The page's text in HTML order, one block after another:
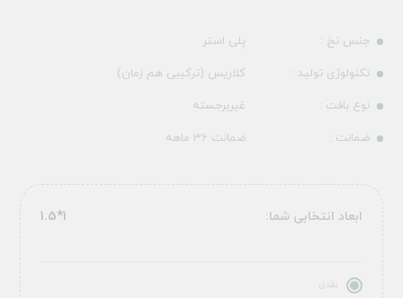
جنس نخ :
پلی استر
تکنولوژی تولید :
کلاریس (ترکیبی هم زمان)
نوع بافت :
غیربرجسته
ضمانت :
ضمانت 36 ماهه
ابعاد انتخابی شما: 1*1.5
نقدی